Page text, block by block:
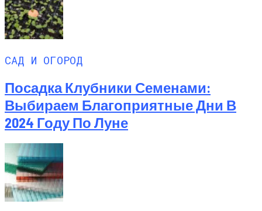
САД И ОГОРОД
Посадка Клубники Семенами:
Выбираем Благоприятные Дни В
2024 Году По Луне